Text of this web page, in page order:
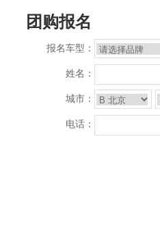
团购报名
报名车型：
姓名：
城市：
电话：